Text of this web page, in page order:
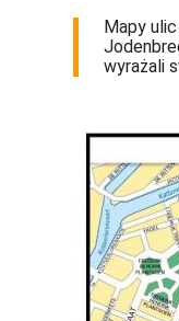
Mapy
wyrażali